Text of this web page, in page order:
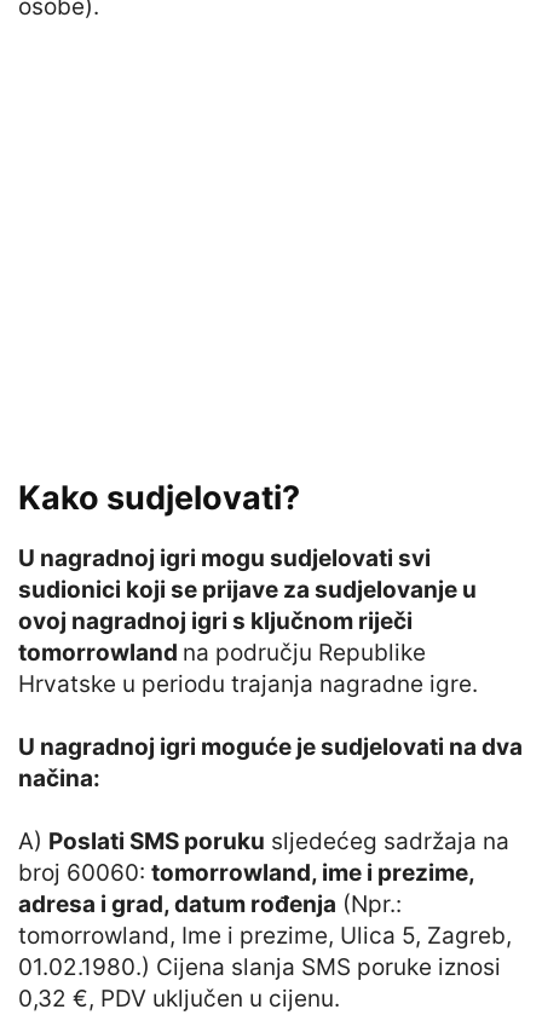
osobe).
Kako sudjelovati?
U nagradnoj igri mogu sudjelovati svi
sudionici koji se prijave za sudjelovanje u
ovoj nagradnoj igri s ključnom riječi
tomorrowland na području Republike
Hrvatske u periodu trajanja nagradne igre.
U nagradnoj igri moguće je sudjelovati na dva
načina:
A) Poslati SMS poruku sljedećeg sadržaja na
broj 60060: tomorrowland, ime i prezime,
adresa i grad, datum rođenja (Npr.:
tomorrowland, Ime i prezime, Ulica 5, Zagreb,
01.02.1980.) Cijena slanja SMS poruke iznosi
0,32 €, PDV uključen u cijenu.